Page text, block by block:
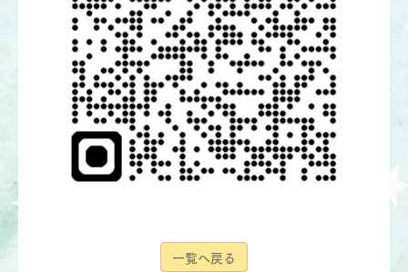
一覧へ戻る